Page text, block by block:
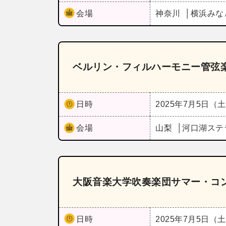
会場 神奈川 横浜み
ベルリン・フィルハーモニー管
日時 2025年7月5日（
会場 山梨 河口湖ス
大阪音楽大学吹奏楽団サマー・コ
日時 2025年7月5日（